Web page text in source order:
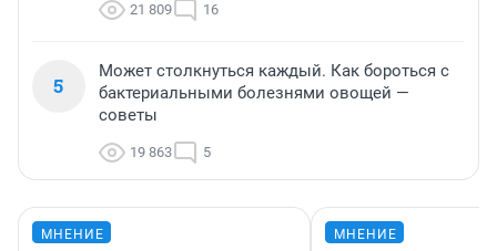
21 809 16
5
Может столкнуться каждый. Как бороться с
бактериальными болезнями овощей —
советы
19 863 5
МНЕНИЕ МНЕНИЕ